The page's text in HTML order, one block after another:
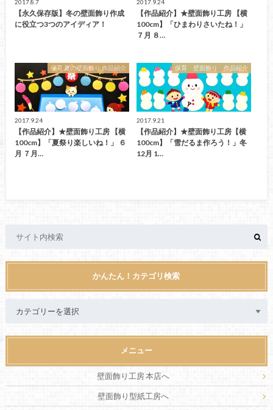
2017.8.7
【永久保存版】冬の壁面飾り作成
に役立つ3つのアイディア！
2017.9.24
【作品紹介】★壁面飾り工房 【横
100cm】「ひまわりさいたね！」
７月 ８…
保育 夏の壁面飾り 作品紹介
2017.9.24
【作品紹介】★壁面飾り工房 【横
100cm】「夏祭り楽しいね！」 ６
月 ７月…
保育 壁面飾り 作品紹介
2017.9.21
【作品紹介】★壁面飾り工房【横
100cm】「雪だるま作ろう！」冬
12月 1…
かんたん！カテゴリ検索
メニュー
壁面飾り工房 本店へ
壁面飾り型紙工房へ